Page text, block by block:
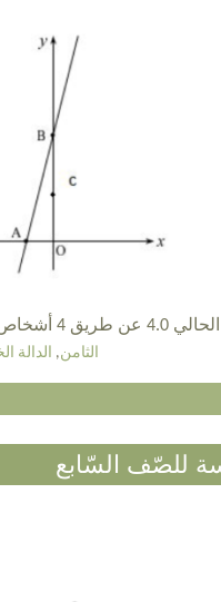
عن طريق 4 أشخاص
الثامن, الدالة
للصّف السّابع